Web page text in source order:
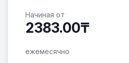
Начиная от
2383.00₸
ежемесячно